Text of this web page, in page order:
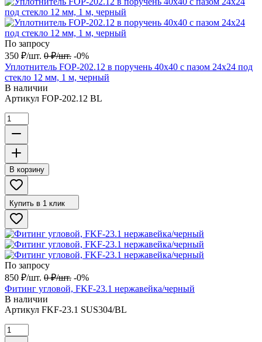
По запросу
350 ₽/шт. 0 ₽/шт. -0%
Уплотнитель FOP-202.12 в поручень 40х40 с пазом 24х24 под
стекло 12 мм, 1 м, черный
В наличии
Артикул FOP-202.12 BL
В корзину
Купить в 1 клик
По запросу
850 ₽/шт. 0 ₽/шт. -0%
Фитинг угловой, FKF-23.1 нержавейка/черный
В наличии
Артикул FKF-23.1 SUS304/BL